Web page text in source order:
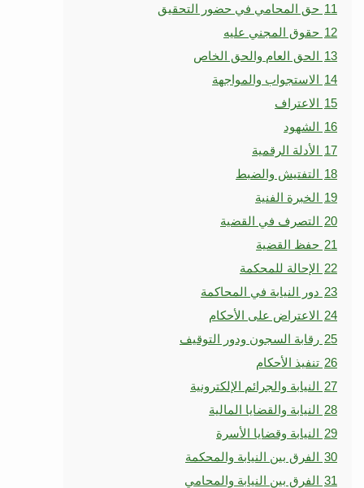
11 حق المحامي في حضور التحقيق
12 حقوق المجني عليه
13 الحق العام والحق الخاص
14 الاستجواب والمواجهة
15 الاعتراف
16 الشهود
17 الأدلة الرقمية
18 التفتيش والضبط
19 الخبرة الفنية
20 التصرف في القضية
21 حفظ القضية
22 الإحالة للمحكمة
23 دور النيابة في المحاكمة
24 الاعتراض على الأحكام
25 رقابة السجون ودور التوقيف
26 تنفيذ الأحكام
27 النيابة والجرائم الإلكترونية
28 النيابة والقضايا المالية
29 النيابة وقضايا الأسرة
30 الفرق بين النيابة والمحكمة
31 الفرق بين النيابة والمحامي